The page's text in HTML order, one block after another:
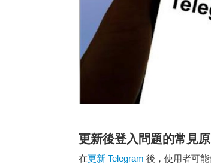
更新後登入問題的常見
在更新 Telegram 後，使用者可